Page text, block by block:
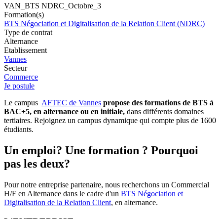
VAN_BTS NDRC_Octobre_3
Formation(s)
BTS Négociation et Digitalisation de la Relation Client (NDRC)
Type de contrat
Alternance
Etablissement
Vannes
Secteur
Commerce
Je postule
Le campus AFTEC de Vannes propose des formations de BTS à
BAC+5, en alternance ou en initiale, dans différents domaines
tertiaires. Rejoignez un campus dynamique qui compte plus de 1600
étudiants.
Un emploi? Une formation ? Pourquoi
pas les deux?
Pour notre entreprise partenaire, nous recherchons un Commercial
H/F en Alternance dans le cadre d'un BTS Négociation et
Digitalisation de la Relation Client, en alternance.